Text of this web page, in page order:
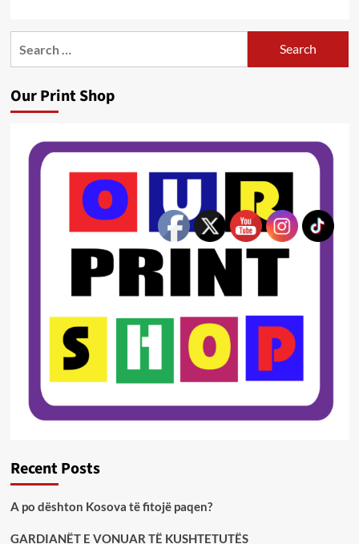
Our Print Shop
Recent Posts
A po dështon Kosova të fitojë paqen?
GARDIANËT E VONUAR TË KUSHTETUTËS